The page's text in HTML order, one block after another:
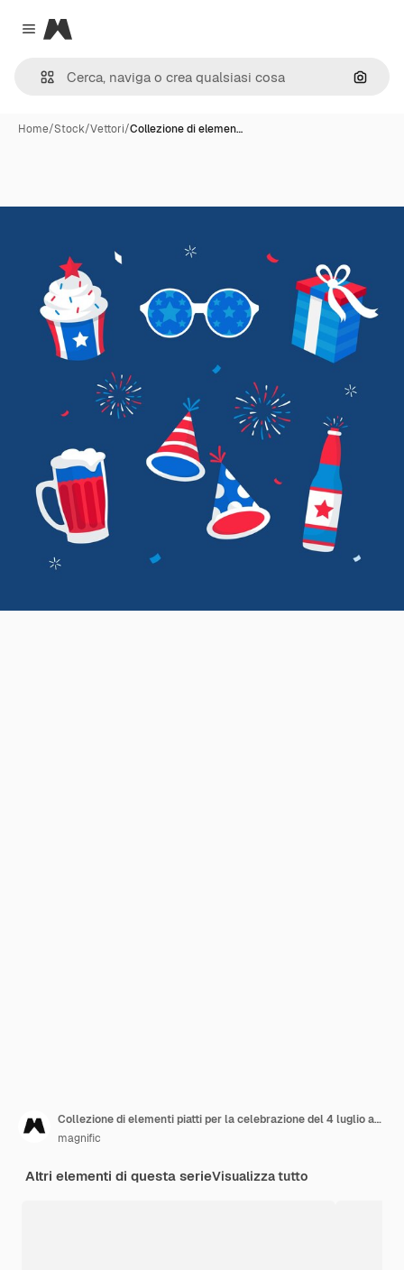
Close menu
Magnific
Cerca
Home/Stock/Vettori/Collezione di elemen…
Collezione di elementi piatti per la celebrazione del 4 luglio americano
magnific
Altri elementi di questa serieVisualizza tutto